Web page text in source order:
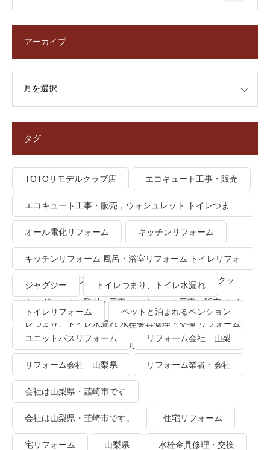
アーカイブ
タグ
TOTOリモデルクラブ店 エコキュート工事・販売
エコキュート工事・販売，ウォシュレット トイレつま
り、トイレ水漏れ
オール電化リフォーム キッチンリフォーム
キッチンリフォーム 風呂・浴室リフォーム トイレリフォ
ーム 洗面所リフォーム オール電化リフォーム ＩＨクッ
キングヒーター取付・工事 エコキュート工事・販売 トイ
レつまり、トイレ水漏れ 水栓金具修理・交換 リフォーム
業者・会社 ＴＯＴＯリモデルクラブ
ジャグジー トイレつまり、トイレ水漏れ
トイレリフォーム ペットと泊まれるペンション
ユニットバスリフォーム リフォーム会社 山梨
リフォーム会社 山梨県 リフォーム業者・会社
会社は山梨県・韮崎市です
会社は山梨県・韮崎市です。 住宅リフォーム
宅リフォーム 山梨県 水栓金具修理・交換